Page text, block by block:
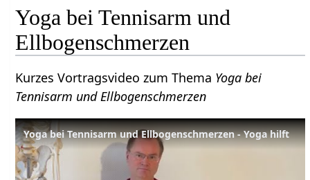
Yoga bei Tennisarm und
Ellbogenschmerzen
Kurzes Vortragsvideo zum Thema Yoga bei
Tennisarm und Ellbogenschmerzen
Yoga bei Tennisarm und Ellbogenschmerzen - Yoga hilft